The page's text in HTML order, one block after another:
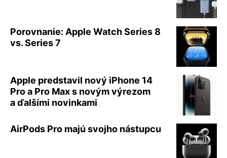
Porovnanie: Apple Watch Series 8
vs. Series 7
Apple predstavil nový iPhone 14
Pro a Pro Max s novým výrezom
a ďalšími novinkami
AirPods Pro majú svojho nástupcu